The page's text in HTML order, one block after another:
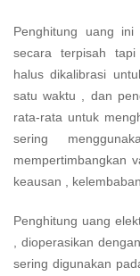
Penghitung uang
secara terpisah
halus dikalibrasi
satu waktu , dan
rata-rata untuk
sering
mempertimbangkan
keausan ,
Penghitung uang
, dioperasikan
sering digunakan